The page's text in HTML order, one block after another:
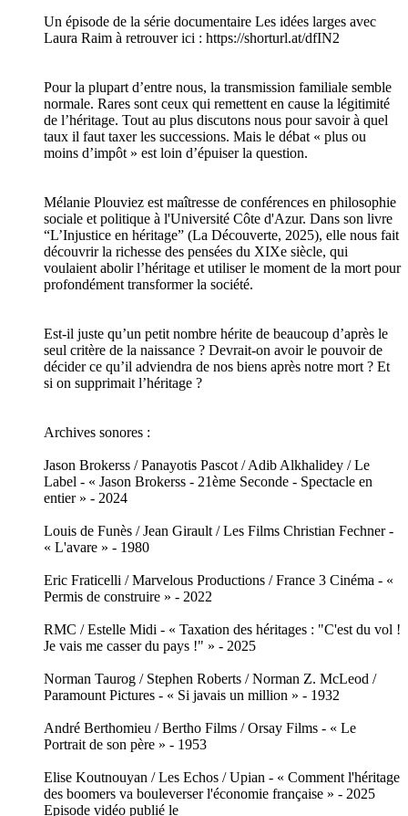
Un épisode de la série documentaire Les idées larges avec
Laura Raim à retrouver ici : https://shorturl.at/dfIN2
Pour la plupart d’entre nous, la transmission familiale semble
normale. Rares sont ceux qui remettent en cause la légitimité
de l’héritage. Tout au plus discutons nous pour savoir à quel
taux il faut taxer les successions. Mais le débat « plus ou
moins d’impôt » est loin d’épuiser la question.
Mélanie Plouviez est maîtresse de conférences en philosophie
sociale et politique à l'Université Côte d'Azur. Dans son livre
“L’Injustice en héritage” (La Découverte, 2025), elle nous fait
découvrir la richesse des pensées du XIXe siècle, qui
voulaient abolir l’héritage et utiliser le moment de la mort pour
profondément transformer la société.
Est-il juste qu’un petit nombre hérite de beaucoup d’après le
seul critère de la naissance ? Devrait-on avoir le pouvoir de
décider ce qu’il adviendra de nos biens après notre mort ? Et
si on supprimait l’héritage ?
Archives sonores :
Jason Brokerss / Panayotis Pascot / Adib Alkhalidey / Le
Label - « Jason Brokerss - 21ème Seconde - Spectacle en
entier » - 2024
Louis de Funès / Jean Girault / Les Films Christian Fechner -
« L'avare » - 1980
Eric Fraticelli / Marvelous Productions / France 3 Cinéma - «
Permis de construire » - 2022
RMC / Estelle Midi - « Taxation des héritages : "C'est du vol !
Je vais me casser du pays !" » - 2025
Norman Taurog / Stephen Roberts / Norman Z. McLeod /
Paramount Pictures - « Si javais un million » - 1932
André Berthomieu / Bertho Films / Orsay Films - « Le
Portrait de son père » - 1953
Elise Koutnouyan / Les Echos / Upian - « Comment l'héritage
des boomers va bouleverser l'économie française » - 2025
Episode vidéo publié le